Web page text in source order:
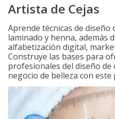
Artista de Cejas
Aprende técnicas de diseño
laminado y henna, además
alfabetización digital,
Construye las bases para
profesionales del diseño
negocio de belleza con